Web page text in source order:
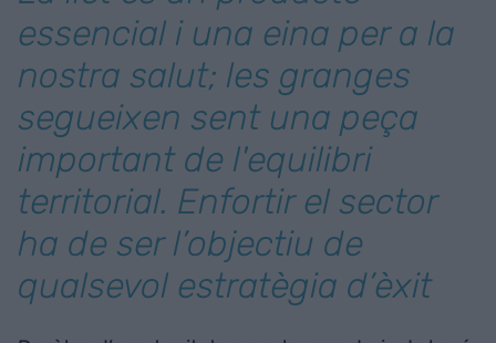
essencial i una eina per a la
nostra salut; les granges
segueixen sent una peça
important de l'equilibri
territorial. Enfortir el sector
ha de ser l’objectiu de
qualsevol estratègia d’èxit